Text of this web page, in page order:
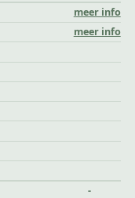
meer info
meer info
-